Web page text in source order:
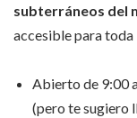
subterráneos del
accesible para toda
Abierto de 9:00
(pero te sugiero